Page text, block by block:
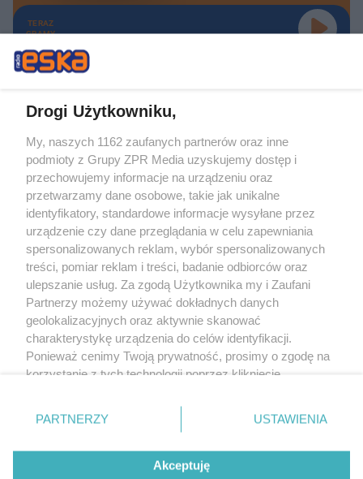
TERAZ
GRAMY
Żaden utwór zamieszczony w serwisie nie może być powielany i
rozpowszechniany lub dalej rozpowszechniany w jakikolwiek sposób (w
tym także elektroniczny lub mechaniczny) na jakimkolwiek polu
eksploatacji w jakiejkolwiek formie, włącznie z umieszczaniem w Internecie
bez pisemnej zgody właściciela praw. Jakiekolwiek użycie lub
wykorzystanie utworów w całości lub w części z naruszeniem prawa, tzn.
bez właściwej zgody, jest zabronione pod groźbą kary i może być ścigane
prawnie.
O nas
Drogi Użytkowniku,
My, naszych 1162 zaufanych partnerów oraz inne
podmioty z Grupy ZPR Media uzyskujemy dostęp i
przechowujemy informacje na urządzeniu oraz
przetwarzamy dane osobowe, takie jak unikalne
identyfikatory, standardowe informacje wysyłane przez
urządzenie czy dane przeglądania w celu zapewniania
spersonalizowanych reklam, wybór spersonalizowanych
treści, pomiar reklam i treści, badanie odbiorców oraz
ulepszanie usług. Za zgodą Użytkownika my i Zaufani
Partnerzy możemy używać dokładnych danych
geolokalizacyjnych oraz aktywnie skanować
charakterystykę urządzenia do celów identyfikacji.
Ponieważ cenimy Twoją prywatność, prosimy o zgodę na
korzystanie z tych technologii poprzez kliknięcie
zmienić/wycofać klikając przycisk ustawień prywatności
znajdujący się w lewym dolnym rogu strony
rodzaje przetwarzania danych nie wymagają zgody
użytkownika, ale masz prawo sprzeciwić się takiemu
PARTNERZY USTAWIENIA
Akceptuję